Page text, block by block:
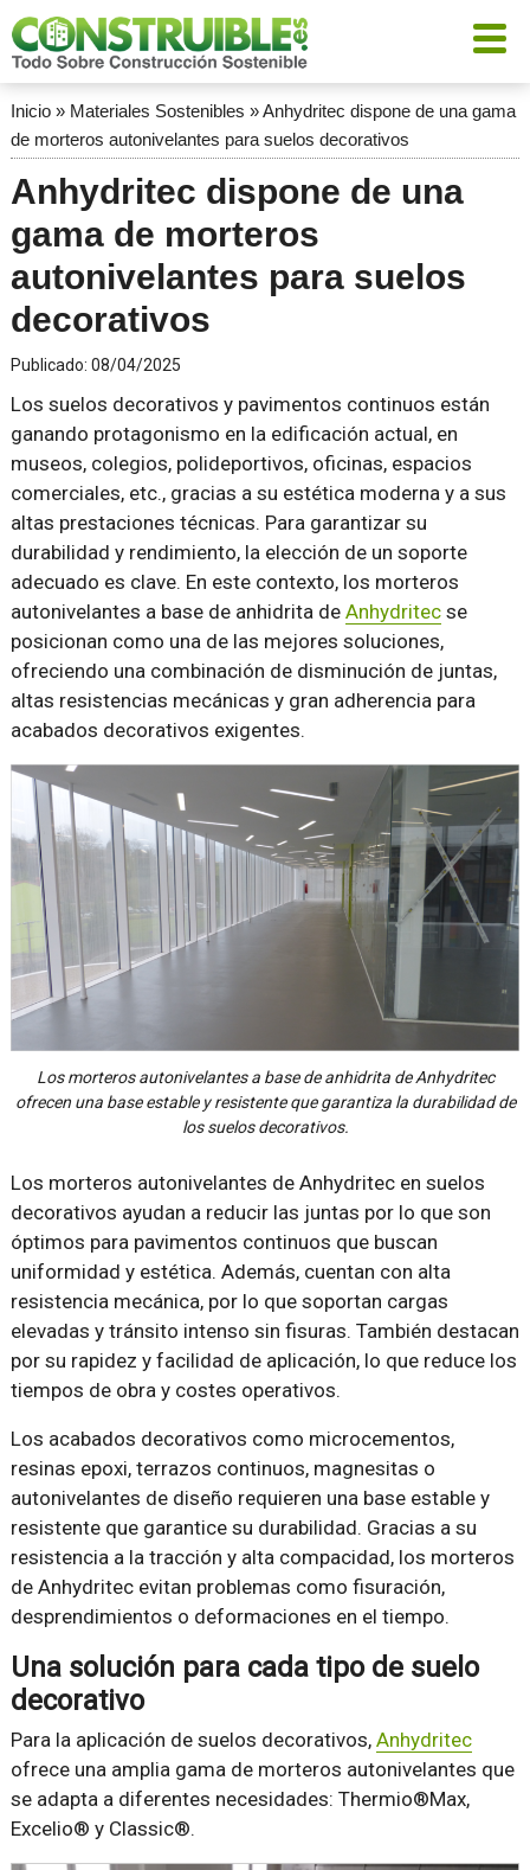
Inicio» Materiales Sostenibles »Anhydritec dispone de una gama
de morteros autonivelantes para suelos decorativos
Anhydritec dispone de una
gama de morteros
autonivelantes para suelos
decorativos
Publicado: 08/04/2025
Los suelos decorativos y pavimentos continuos están
ganando protagonismo en la edificación actual, en
museos, colegios, polideportivos, oficinas, espacios
comerciales, etc., gracias a su estética moderna y a sus
altas prestaciones técnicas. Para garantizar su
durabilidad y rendimiento, la elección de un soporte
adecuado es clave. En este contexto, los morteros
autonivelantes a base de anhidrita de Anhydritecse
posicionan como una de las mejores soluciones,
ofreciendo una combinación de disminución de juntas,
altas resistencias mecánicas y gran adherencia para
acabados decorativos exigentes.
Los morteros autonivelantes a base de anhidrita de Anhydritec
ofrecen una base estable y resistente que garantiza la durabilidad de
los suelos decorativos.
Los morteros autonivelantes de Anhydritec en suelos
decorativos ayudan a reducir las juntas por lo que son
óptimos para pavimentos continuos que buscan
uniformidad y estética. Además, cuentan con alta
resistencia mecánica, por lo que soportan cargas
elevadas y tránsito intenso sin fisuras. También destacan
por su rapidez y facilidad de aplicación, lo que reduce los
tiempos de obra y costes operativos.
Los acabados decorativos como microcementos,
resinas epoxi, terrazos continuos, magnesitas o
autonivelantes de diseño requieren una base estable y
resistente que garantice su durabilidad. Gracias a su
resistencia a la tracción y alta compacidad, los morteros
de Anhydritec evitan problemas como fisuración,
desprendimientos o deformaciones en el tiempo.
Una solución para cada tipo de suelo
decorativo
Para la aplicación de suelos decorativos, Anhydritec
ofrece una amplia gama de morteros autonivelantes que
se adapta a diferentes necesidades: Thermio®Max,
Excelio® y Classic®.